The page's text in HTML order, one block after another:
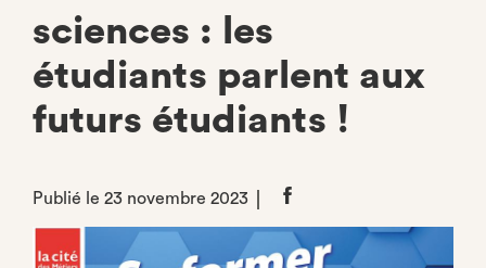
sciences : les
étudiants parlent aux
futurs étudiants !
Publié le 23 novembre 2023
Partager
Facebook